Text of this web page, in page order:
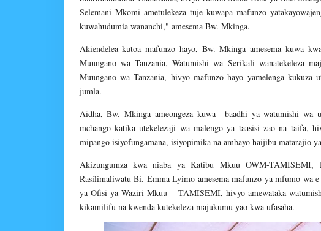
Selemani Mkomi ametulekeza tuje kuwapa mafunzo
kuwahudumia wananchi," amesema Bw. Mkinga.
Akiendelea kutoa mafunzo hayo, Bw. Mkinga amesema kuwa
Muungano wa Tanzania, Watumishi wa Serikali wanatekeleza
Muungano wa Tanzania, hivyo mafunzo hayo yamelenga
jumla.
Aidha, Bw. Mkinga ameongeza kuwa baadhi ya watumishi wa
mchango katika utekelezaji wa malengo ya taasisi zao na taifa,
mipango isiyofungamana, isiyopimika na ambayo haijibu matarajio
Akizungumza kwa niaba ya Katibu Mkuu OWM-
Rasilimaliwatu Bi. Emma Lyimo amesema mafunzo ya mfumo
ya Ofisi ya Waziri Mkuu – TAMISEMI, hivyo amewataka
kikamilifu na kwenda kutekeleza majukumu yao kwa ufasaha.